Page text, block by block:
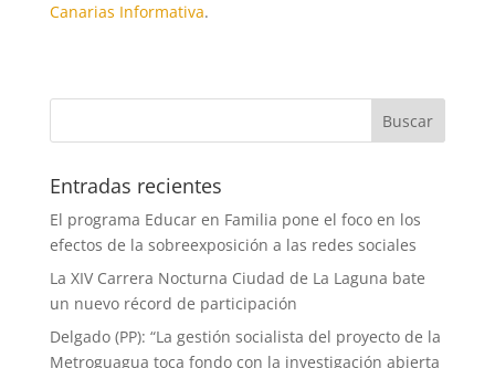
Canarias Informativa.
Entradas recientes
El programa Educar en Familia pone el foco en los
efectos de la sobreexposición a las redes sociales
La XIV Carrera Nocturna Ciudad de La Laguna bate
un nuevo récord de participación
Delgado (PP): “La gestión socialista del proyecto de la
Metroguagua toca fondo con la investigación abierta